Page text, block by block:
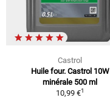
Castrol
Huile four. Castrol 10W
minérale 500 ml
10,99 €1